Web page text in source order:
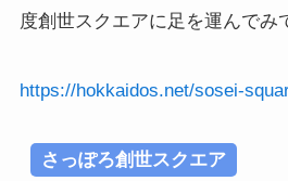
度創世スクエアに足を運んでみ
https://hokkaidos.net/sosei-
さっぽろ創世スクエア